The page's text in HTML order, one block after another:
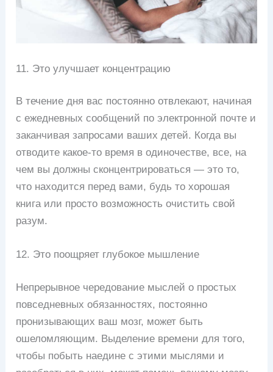
11. Это улучшает концентрацию
В течение дня вас постоянно отвлекают, начиная
с ежедневных сообщений по электронной почте и
заканчивая запросами ваших детей. Когда вы
отводите какое-то время в одиночестве, все, на
чем вы должны сконцентрироваться — это то,
что находится перед вами, будь то хорошая
книга или просто возможность очистить свой
разум.
12. Это поощряет глубокое мышление
Непрерывное чередование мыслей о простых
повседневных обязанностях, постоянно
пронизывающих ваш мозг, может быть
ошеломляющим. Выделение времени для того,
чтобы побыть наедине с этими мыслями и